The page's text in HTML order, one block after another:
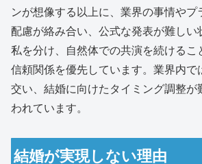
ンが想像する以上に、業界の事情やプ
配慮が絡み合い、公式な発表が難しい
私を分け、自然体での共演を続けるこ
信頼関係を優先しています。業界内で
交い、結婚に向けたタイミング調整が
われています。
結婚が実現しない理由